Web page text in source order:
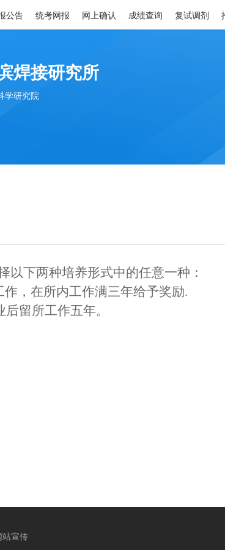
公告 统考网报 网上确认 成绩查询 复试调剂
焊接研究所
学研究院
以下两种培养形式中的任意一种：
，在所内工作满三年给予奖励.
留所工作五年。
站宣传